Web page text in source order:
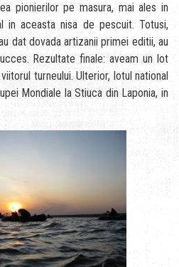
pionierilor pe masura, mai ales in
in aceasta nisa de pescuit. Totusi,
dat dovada artizanii primei editii, au
Rezultate finale: aveam un lot
turneului. Ulterior, lotul national
Mondiale la Stiuca din Laponia, in